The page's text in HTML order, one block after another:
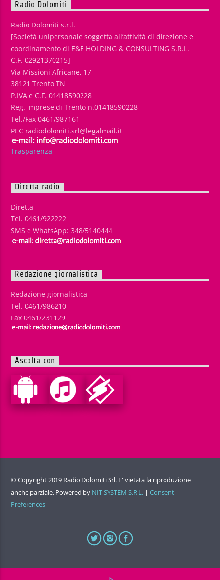
Radio Dolomiti
Radio Dolomiti s.r.l.
[Società unipersonale soggetta all’attività di direzione e
coordinamento di E&E HOLDING & CONSULTING S.R.L.
C.F. 02921370215]
Via Missioni Africane, 17
38121 Trento TN
P.IVA e C.F. 01418590228
Reg. Imprese di Trento n.01418590228
Tel./Fax 0461/987161
PEC radiodolomiti.srl@legalmail.it
Trasparenza
Diretta radio
Diretta
Tel. 0461/922222
SMS e WhatsApp: 348/5140444
Redazione giornalistica
Redazione giornalistica
Tel. 0461/986210
Fax 0461/231129
Ascolta con
© Copyright 2019 Radio Dolomiti Srl. E' vietata la riproduzione
anche parziale. Powered by NIT SYSTEM S.R.L. | Consent
Preferences